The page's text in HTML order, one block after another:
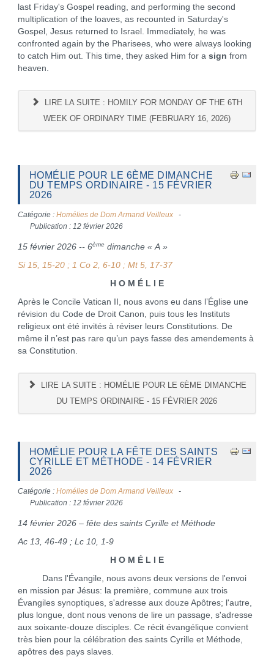
last Friday's Gospel reading, and performing the second
multiplication of the loaves, as recounted in Saturday's
Gospel, Jesus returned to Israel. Immediately, he was
confronted again by the Pharisees, who were always looking
to catch Him out. This time, they asked Him for a sign from
heaven.
LIRE LA SUITE : HOMILY FOR MONDAY OF THE 6TH
WEEK OF ORDINARY TIME (FEBRUARY 16, 2026)
HOMÉLIE POUR LE 6ÈME DIMANCHE
DU TEMPS ORDINAIRE - 15 FÉVRIER
2026
Catégorie : Homélies de Dom Armand Veilleux
Publication : 12 février 2026
15 février 2026 -- 6ème dimanche « A »
Si 15, 15-20 ; 1 Co 2, 6-10 ; Mt 5, 17-37
H O M É L I E
Après le Concile Vatican II, nous avons eu dans l’Église une
révision du Code de Droit Canon, puis tous les Instituts
religieux ont été invités à réviser leurs Constitutions. De
même il n’est pas rare qu’un pays fasse des amendements à
sa Constitution.
LIRE LA SUITE : HOMÉLIE POUR LE 6ÈME DIMANCHE
DU TEMPS ORDINAIRE - 15 FÉVRIER 2026
HOMÉLIE POUR LA FÊTE DES SAINTS
CYRILLE ET MÉTHODE - 14 FÉVRIER
2026
Catégorie : Homélies de Dom Armand Veilleux
Publication : 12 février 2026
14 février 2026 – fête des saints Cyrille et Méthode
Ac 13, 46-49 ; Lc 10, 1-9
H O M É L I E
Dans l'Évangile, nous avons deux versions de l'envoi
en mission par Jésus: la première, commune aux trois
Évangiles synoptiques, s'adresse aux douze Apôtres; l'autre,
plus longue, dont nous venons de lire un passage, s'adresse
aux soixante-douze disciples. Ce récit évangélique convient
très bien pour la célébration des saints Cyrille et Méthode,
apôtres des pays slaves.